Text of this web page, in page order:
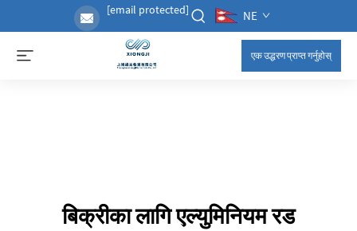
[email protected] NE
एक उद्धरण प्राप्त गर्नुहोस्
बिक्रीका लागि एल्युमिनियम रड